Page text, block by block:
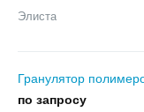
Элиста
Гранулятор
по запросу